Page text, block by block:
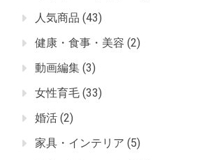
人気商品 (43)
健康・食事・美容 (2)
動画編集 (3)
女性育毛 (33)
婚活 (2)
家具・インテリア (5)